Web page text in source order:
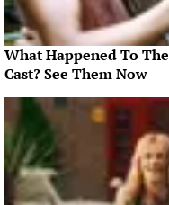
What Happened To
Cast? See Them Now